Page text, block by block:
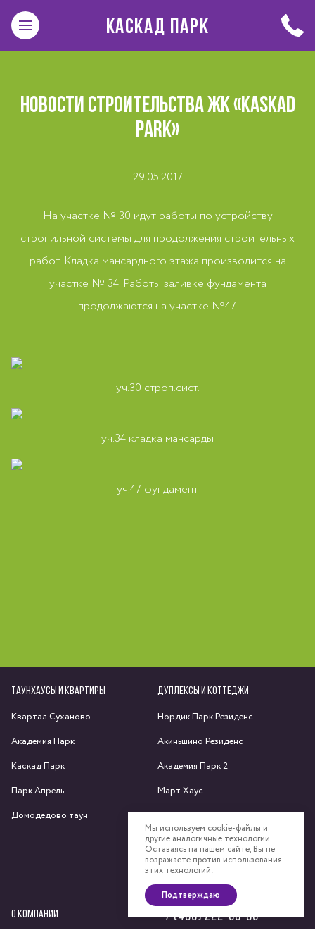
Мы используем cookie-файлы и
другие аналогичные технологии.
Оставаясь на нашем сайте, Вы не
возражаете против использования
этих технологий.
Подтверждаю
КАСКАД ПАРК
НОВОСТИ СТРОИТЕЛЬСТВА ЖК «KASKAD
PARK»
29.05.2017
На участке № 30 идут работы по устройству
стропильной системы для продолжения строительных
работ. Кладка мансардного этажа производится на
участке № 34. Работы заливке фундамента
продолжаются на участке №47.
уч.30 строп.сист.
уч.34 кладка мансарды
уч.47 фундамент
ТАУНХАУСЫ И КВАРТИРЫ
Квартал Суханово
Академия Парк
Каскад Парк
Парк Апрель
Домодедово таун
ДУПЛЕКСЫ И КОТТЕДЖИ
Нордик Парк Резиденс
Акиньшино Резиденс
Академия Парк 2
Март Хаус
Яхрома парк
Спас-Каменка
Федоскино Парк
О КОМПАНИИ +7 (495) 222-58-58